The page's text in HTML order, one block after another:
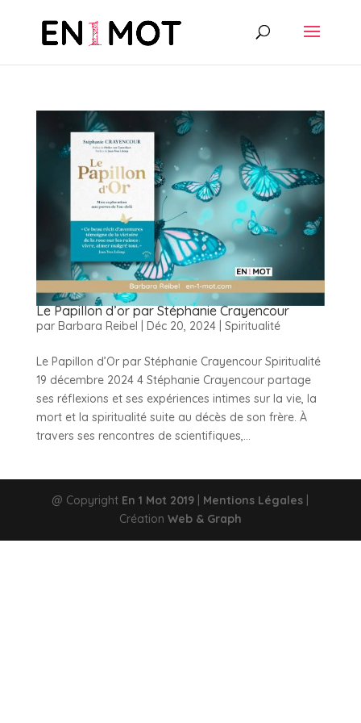
Le Papillon d’or par Stéphanie Crayencour
par Barbara Reibel Déc 20, 2024| Spiritualité
Le Papillon d’Or par Stéphanie Crayencour Spiritualité
19 décembre 2024 4 Stéphanie Crayencour partage
ses réflexions et ses expériences intimes sur la vie, la
mort et la spiritualité suite au décès de son frère. À
travers ses rencontres de scientifiques,...
@ Copyright En 1 Mot 2019 Mentions Légales
Création Web & Graph